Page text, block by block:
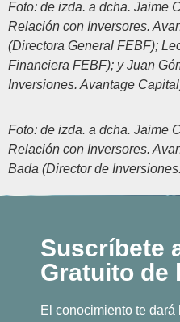
Foto: de izda. a dcha. Jaime
Relación con Inversores.
(Directora General FEBF);
Financiera FEBF); y Juan
Inversiones. Avantage
Foto: de izda. a dcha. Jaime
Relación con Inversores.
Bada (Director de
Suscríbete
Gratuito de
El conocimiento te